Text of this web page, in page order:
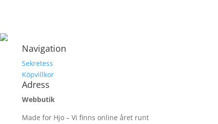
Navigation
Sekretess
Köpvillkor
Adress
Webbutik
Made for Hjo – Vi finns online året runt